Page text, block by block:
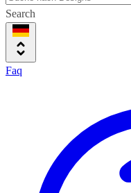
Search
Faq